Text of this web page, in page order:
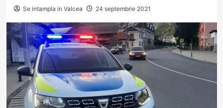
Se intampla in Valcea 24 septembrie 2021